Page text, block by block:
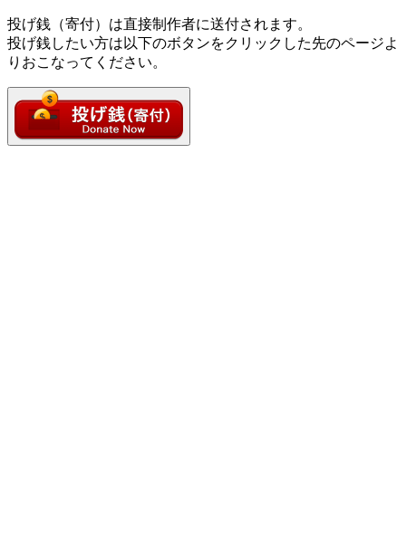
投げ銭（寄付）は直接制作者に送付されます。
投げ銭したい方は以下のボタンをクリックした先のページよ
りおこなってください。